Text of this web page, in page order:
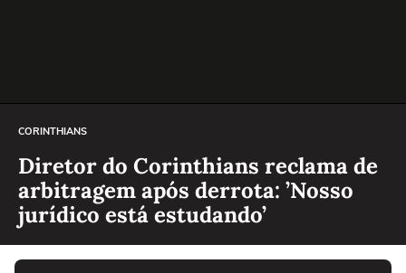
CORINTHIANS
Diretor do Corinthians reclama de
arbitragem após derrota: ’Nosso
jurídico está estudando’